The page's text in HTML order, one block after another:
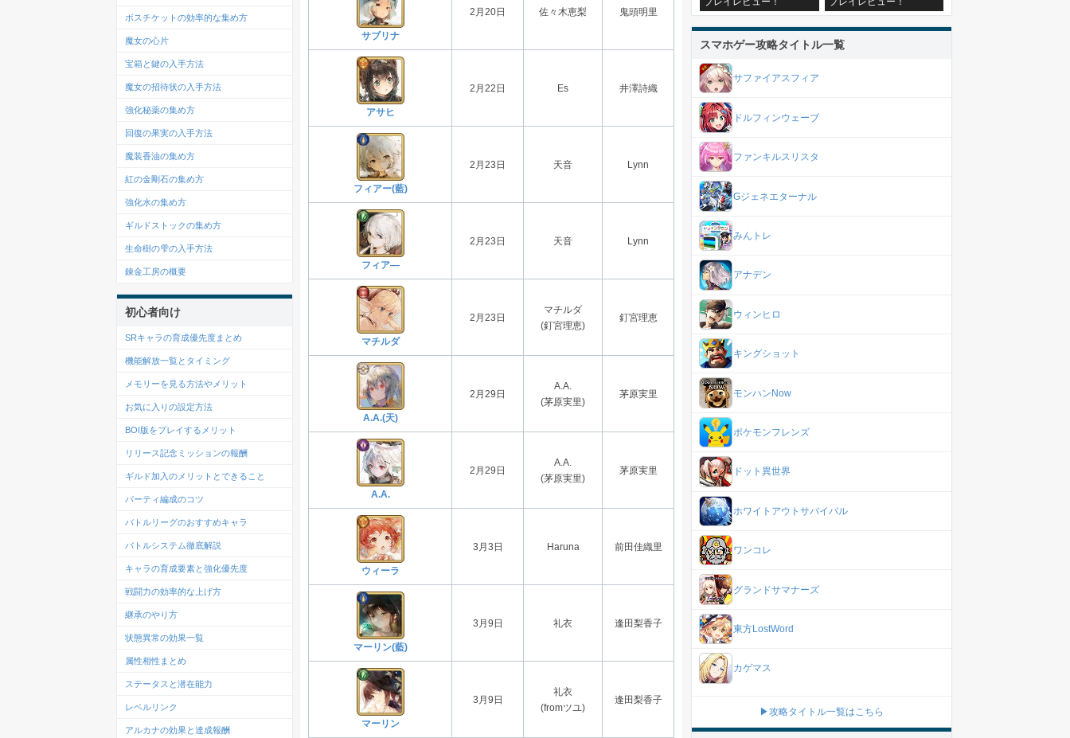
サブリナ
2月20日 佐々木恵梨 鬼頭明里
アサヒ
2月22日 Es 井澤詩織
フィアー(藍)
2月23日 天音 Lynn
フィア―
2月23日 天音 Lynn
マチルダ
2月23日
マチルダ
(釘宮理恵)
釘宮理恵
A.A.(天)
2月29日
A.A.
(茅原実里)
茅原実里
A.A.
2月29日
A.A.
(茅原実里)
茅原実里
ウィーラ
3月3日 Haruna 前田佳織里
マーリン(藍)
3月9日 礼衣 逢田梨香子
マーリン
3月9日
礼衣
(fromツユ)
逢田梨香子
ボスチケットの効率的な集め方
魔女の心片
宝箱と鍵の入手方法
魔女の招待状の入手方法
強化秘薬の集め方
回復の果実の入手方法
魔装香油の集め方
紅の金剛石の集め方
強化水の集め方
ギルドストックの集め方
生命樹の雫の入手方法
錬金工房の概要
初心者向け
SRキャラの育成優先度まとめ
機能解放一覧とタイミング
メモリーを見る方法やメリット
お気に入りの設定方法
BOI版をプレイするメリット
リリース記念ミッションの報酬
ギルド加入のメリットとできること
パーティ編成のコツ
バトルリーグのおすすめキャラ
バトルシステム徹底解説
キャラの育成要素と強化優先度
戦闘力の効率的な上げ方
継承のやり方
状態異常の効果一覧
属性相性まとめ
ステータスと潜在能力
レベルリンク
アルカナの効果と達成報酬
スマホゲー攻略タイトル一覧
サファイアスフィア
ドルフィンウェーブ
ファンキルスリスタ
Gジェネエターナル
みんトレ
アナデン
ウィンヒロ
キングショット
モンハンNow
ポケモンフレンズ
ドット異世界
ホワイトアウトサバイバル
ワンコレ
グランドサマナーズ
東方LostWord
カゲマス
▶攻略タイトル一覧はこちら